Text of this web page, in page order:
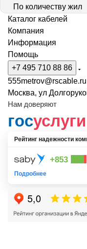
По количеству жил
Каталог кабелей
Компания
Информация
Помощь
+7 495 710 88 86
555metrov@rscable.ru
Москва, ул
Нам доверяют
госуслуги
Рейтинг надежности
+853
Подробнее